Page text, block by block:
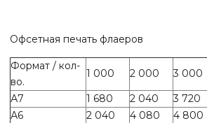
Офсетная печать флаеров
Формат / кол-
во.
1 000 2 000 3 000
А7
1 680 2 040 3 720
А6
2 040 4 080 4 800